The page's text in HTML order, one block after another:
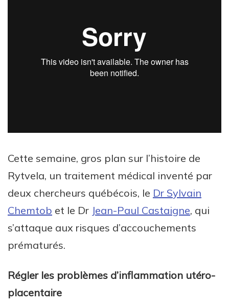
Cette semaine, gros plan sur l’histoire de
Rytvela, un traitement médical inventé par
deux chercheurs québécois, le Dr Sylvain
Chemtob et le Dr Jean-Paul Castaigne, qui
s’attaque aux risques d’accouchements
prématurés.
Régler les problèmes d’inflammation utéro-
placentaire